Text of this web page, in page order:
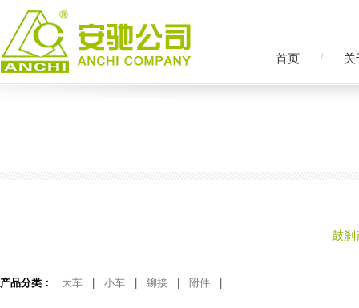
首页 / 关
鼓刹
产品分类： 大车 小车 铆接 附件